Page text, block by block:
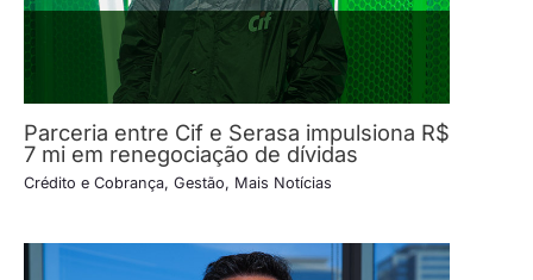
Parceria entre Cif e Serasa impulsiona R$
7 mi em renegociação de dívidas
Crédito e Cobrança, Gestão, Mais Notícias